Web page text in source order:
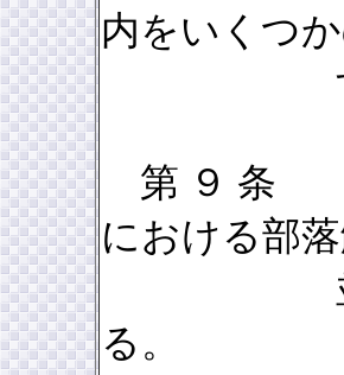
内をいくつ
するこ
第 ９ 条
における部
並びに
る。